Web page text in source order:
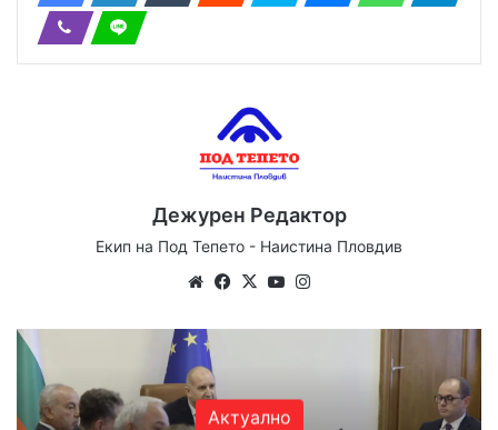
Дежурен Редактор
Екип на Под Тепето - Наистина Пловдив
We
te
Fa
bo
X
Yo
ub ra
Актуално